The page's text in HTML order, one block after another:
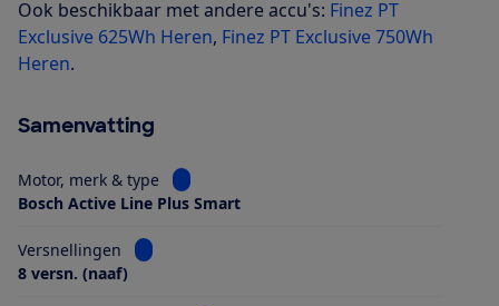
Ook beschikbaar met andere accu's: Finez PT
Exclusive 625Wh Heren, Finez PT Exclusive 750Wh
Heren.
Samenvatting
Motor, merk & type
Bekijk informatie voor Motor, merk & type
Bosch Active Line Plus Smart
Versnellingen
Bekijk informatie voor Versnellingen
8 versn. (naaf)